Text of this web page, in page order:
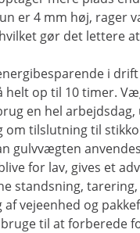
er 4 mm høj, rager
gør det lettere
i
helt op til 10 timer.
en hel arbejdsdag,
om tilslutning til
gulvvægten
for lav, gives et
standsning,
vejeenhed og
til at forberede